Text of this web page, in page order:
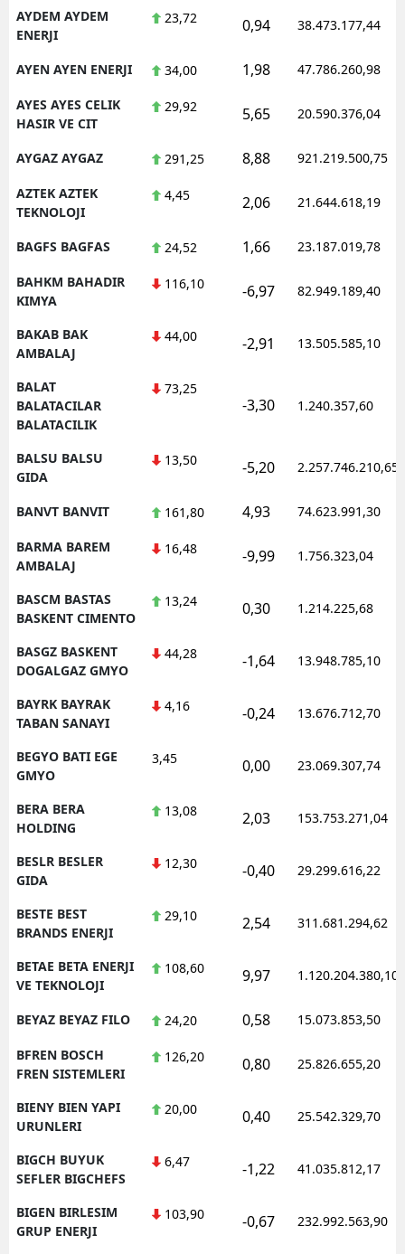
AYDEM AYDEM
ENERJI
23,72 0,94 38.473.177,44
AYEN AYEN ENERJI 34,00 1,98 47.786.260,98
AYES AYES CELIK
HASIR VE CIT
29,92 5,65 20.590.376,04
AYGAZ AYGAZ 291,25 8,88 921.219.500,75
AZTEK AZTEK
TEKNOLOJI
4,45 2,06 21.644.618,19
BAGFS BAGFAS 24,52 1,66 23.187.019,78
BAHKM BAHADIR
KIMYA
116,10 -6,97 82.949.189,40
BAKAB BAK
AMBALAJ
44,00 -2,91 13.505.585,10
BALAT
BALATACILAR
BALATACILIK
73,25
-3,30 1.240.357,60
BALSU BALSU
GIDA
13,50 -5,20 2.257.746.210,65
BANVT BANVIT 161,80 4,93 74.623.991,30
BARMA BAREM
AMBALAJ
16,48 -9,99 1.756.323,04
BASCM BASTAS
BASKENT CIMENTO
13,24 0,30 1.214.225,68
BASGZ BASKENT
DOGALGAZ GMYO
44,28 -1,64 13.948.785,10
BAYRK BAYRAK
TABAN SANAYI
4,16 -0,24 13.676.712,70
BEGYO BATI EGE
GMYO
3,45 0,00 23.069.307,74
BERA BERA
HOLDING
13,08 2,03 153.753.271,04
BESLR BESLER
GIDA
12,30 -0,40 29.299.616,22
BESTE BEST
BRANDS ENERJI
29,10 2,54 311.681.294,62
BETAE BETA ENERJI
VE TEKNOLOJI
108,60 9,97 1.120.204.380,10
BEYAZ BEYAZ FILO 24,20 0,58 15.073.853,50
BFREN BOSCH
FREN SISTEMLERI
126,20 0,80 25.826.655,20
BIENY BIEN YAPI
URUNLERI
20,00 0,40 25.542.329,70
BIGCH BUYUK
SEFLER BIGCHEFS
6,47 -1,22 41.035.812,17
BIGEN BIRLESIM
GRUP ENERJI
103,90 -0,67 232.992.563,90